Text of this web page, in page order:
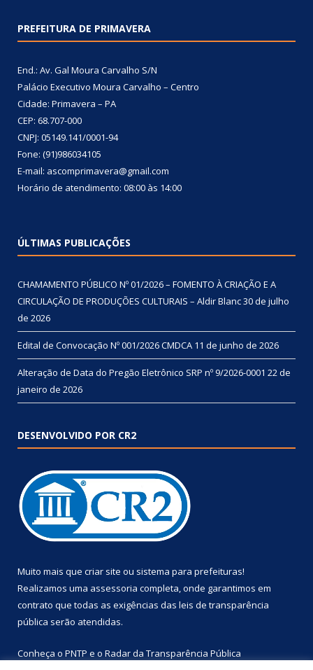
PREFEITURA DE PRIMAVERA
End.: Av. Gal Moura Carvalho S/N
Palácio Executivo Moura Carvalho – Centro
Cidade: Primavera – PA
CEP: 68.707-000
CNPJ: 05149.141/0001-94
Fone: (91)986034105
E-mail: ascomprimavera@gmail.com
Horário de atendimento: 08:00 às 14:00
ÚLTIMAS PUBLICAÇÕES
CHAMAMENTO PÚBLICO Nº 01/2026 – FOMENTO À CRIAÇÃO E A
CIRCULAÇÃO DE PRODUÇÕES CULTURAIS – Aldir Blanc30 de julho
de 2026
Edital de Convocação Nº 001/2026 CMDCA 11 de junho de 2026
Alteração de Data do Pregão Eletrônico SRP nº 9/2026-0001 22 de
janeiro de 2026
DESENVOLVIDO POR CR2
Muito mais que criar site ou sistema para prefeituras!
Realizamos uma assessoria completa, onde garantimos em
contrato que todas as exigências das leis de transparência
pública serão atendidas.
Conheça o PNTP e o Radar da Transparência Pública